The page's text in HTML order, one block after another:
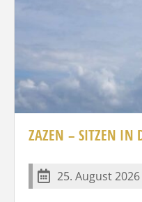
ZAZEN – SITZEN IN
25. August 2026